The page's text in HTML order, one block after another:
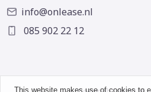
info@onlease.nl
085 902 22 12
This website makes use of cookies to